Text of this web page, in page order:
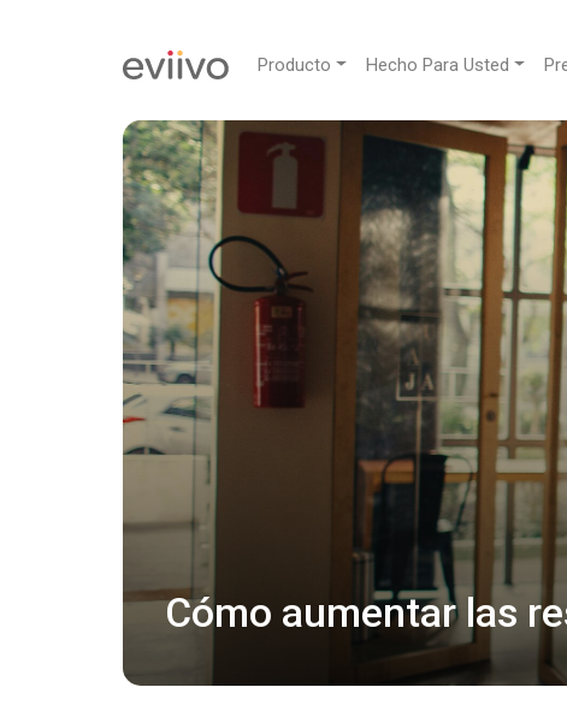
Producto Hecho Para Usted
Cómo aumentar las